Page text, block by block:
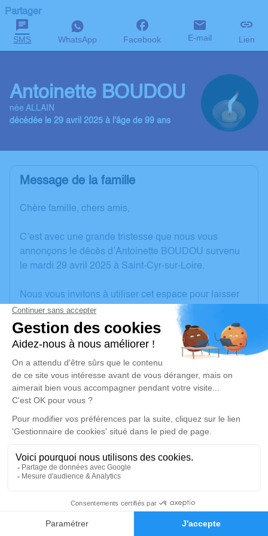
Faire-part Hommages
Partager
SMS WhatsApp Facebook E-mail Lien
Antoinette BOUDOU
née ALLAIN
décédée le 29 avril 2025 à l'âge de 99 ans
Message de la famille
Chère famille, chers amis,
C’est avec une grande tristesse que nous vous
annonçons le décès d’Antoinette BOUDOU survenu
le mardi 29 avril 2025 à Saint-Cyr-sur-Loire.
Nous vous invitons à utiliser cet espace pour laisser
vos condoléances, partager des photos souvenirs,
une anecdote ou exprimer vos pensées à travers des
poèmes ou des textes. Cet endroit est un lieu
d'expression dédié à honorer la mémoire d’Antoinette
BOUDOU.
mercredi 07 mai 2025 à 14h30
Église Notre Dame de Château-la-Vallière
13 rue Monconseil
Je rends hommage